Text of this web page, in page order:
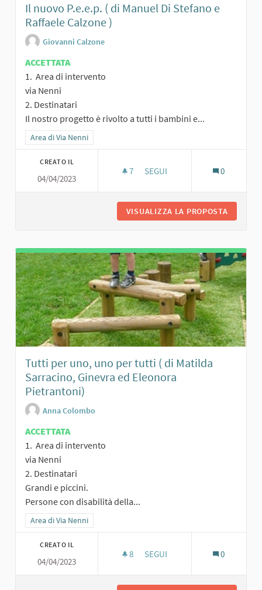
Il nuovo P.e.e.p. ( di Manuel Di Stefano e
Raffaele Calzone )
Giovanni Calzone
ACCETTATA
1. Area di intervento
via Nenni
2. Destinatari
Il nostro progetto è rivolto a tutti i bambini e...
Filtra i risultati per categoria: Area di Via Nenni
Area di Via Nenni
CREATO IL
04/04/2023
7 7 SOSTENITORI
SEGUI 0
VISUALIZZA LA PROPOSTA
Tutti per uno, uno per tutti ( di Matilda
Sarracino, Ginevra ed Eleonora
Pietrantoni)
Anna Colombo
ACCETTATA
1. Area di intervento
via Nenni
2. Destinatari
Grandi e piccini.
Persone con disabilità della...
Filtra i risultati per categoria: Area di Via Nenni
Area di Via Nenni
CREATO IL
04/04/2023
8 8 SOSTENITORI
SEGUI 0